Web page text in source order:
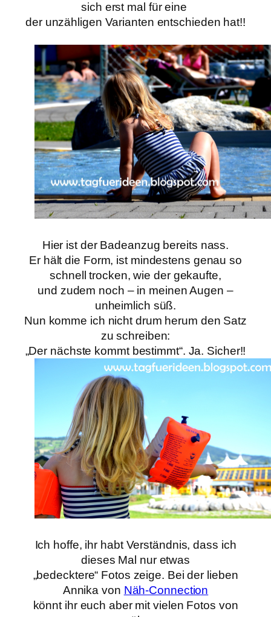
sich erst mal für eine
der unzähligen Varianten entschieden hat!!
Hier ist der Badeanzug bereits nass.
Er hält die Form, ist mindestens genau so
schnell trocken, wie der gekaufte,
und zudem noch – in meinen Augen –
unheimlich süß.
Nun komme ich nicht drum herum den Satz
zu schreiben:
„Der nächste kommt bestimmt“. Ja. Sicher!!
Ich hoffe, ihr habt Verständnis, dass ich
dieses Mal nur etwas
„bedecktere“ Fotos zeige. Bei der lieben
Annika von Näh-Connection
könnt ihr euch aber mit vielen Fotos von